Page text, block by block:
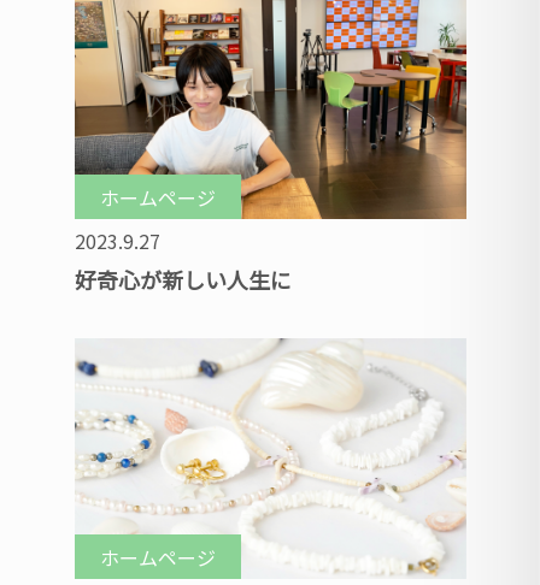
ホームページ
2023.9.27
好奇心が新しい人生に
ホームページ